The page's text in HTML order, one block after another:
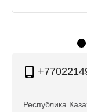
Республика